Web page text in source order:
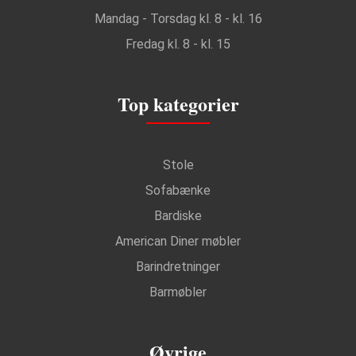
Mandag - Torsdag kl. 8 - kl. 16
Fredag kl. 8 - kl. 15
Top kategorier
Stole
Sofabænke
Bardiske
American Diner møbler
Barindretninger
Barmøbler